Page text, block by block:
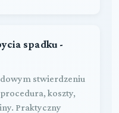
spadku -
stwierdzeniu
koszty,
Praktyczny